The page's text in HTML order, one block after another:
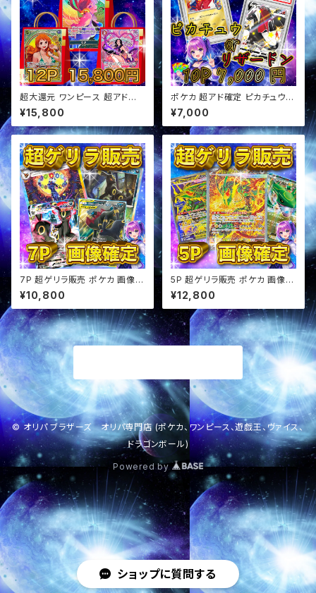
ショップに質問する
超大還元 ワンピース 超アド確
定福袋 オリパ
¥15,800
ポケカ 超アド確定 ピカチュウor
リザードン確定 オリパ
¥7,000
7P 超ゲリラ販売 ポケカ 画像確
定 オリパ
¥10,800
5P 超ゲリラ販売 ポケカ 画像確
定 オリパ
¥12,800
© オリパ ブラザーズ オリパ専門店 (ポケカ、ワンピース、遊戯王、ヴァイス、
ドラゴンボール)
Powered by